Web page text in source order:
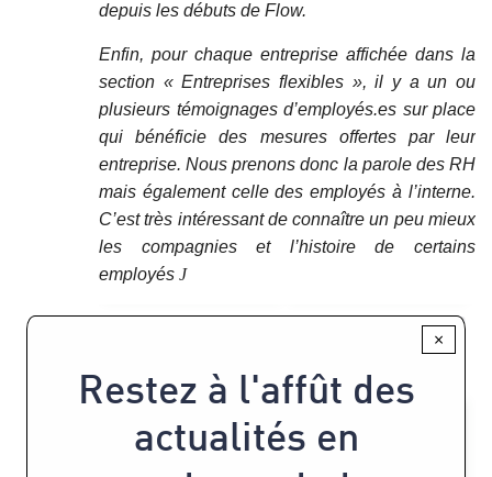
depuis les débuts de Flow.
Enfin, pour chaque entreprise affichée dans la
section « Entreprises flexibles », il y a un ou
plusieurs témoignages d’employés.es sur place
qui bénéficie des mesures offertes par leur
entreprise. Nous prenons donc la parole des RH
mais également celle des employés à l’interne.
C’est très intéressant de connaître un peu mieux
les compagnies et l’histoire de certains
employés J
×
Restez à l'affût des
actualités en